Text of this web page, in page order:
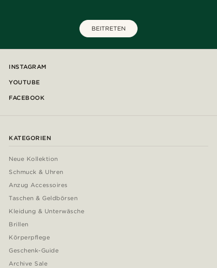
BEITRETEN
INSTAGRAM
YOUTUBE
FACEBOOK
KATEGORIEN
Neue Kollektion
Schmuck & Uhren
Anzug Accessoires
Taschen & Geldbörsen
Kleidung & Unterwäsche
Brillen
Körperpflege
Geschenk-Guide
Archive Sale